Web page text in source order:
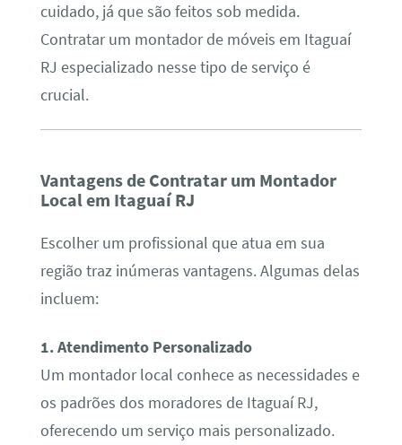
cuidado, já que são feitos sob medida.
Contratar um montador de móveis em Itaguaí
RJ especializado nesse tipo de serviço é
crucial.
Vantagens de Contratar um Montador
Local em Itaguaí RJ
Escolher um profissional que atua em sua
região traz inúmeras vantagens. Algumas delas
incluem:
1. Atendimento Personalizado
Um montador local conhece as necessidades e
os padrões dos moradores de Itaguaí RJ,
oferecendo um serviço mais personalizado.